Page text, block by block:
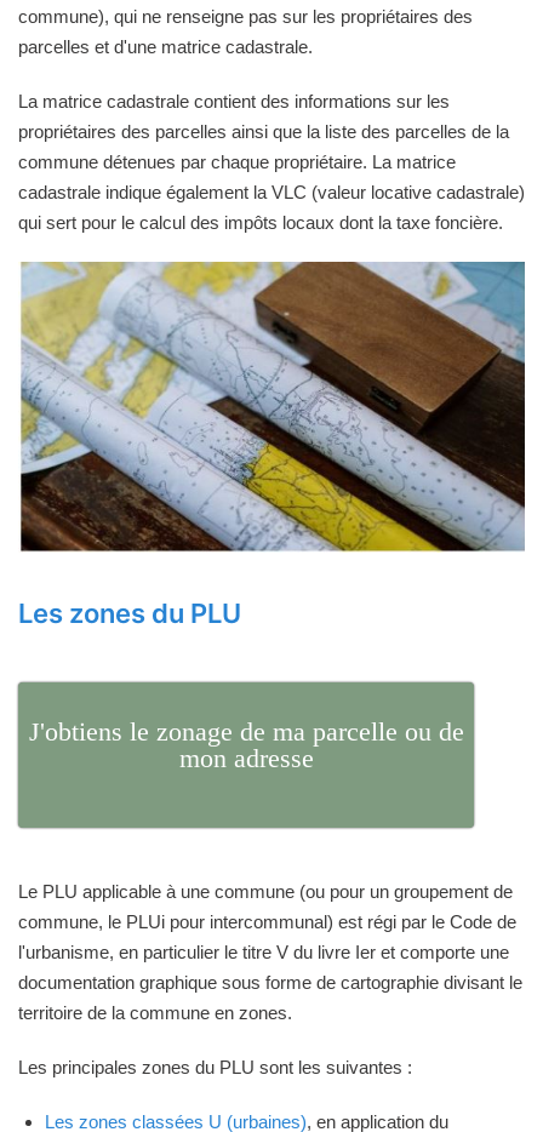
commune), qui ne renseigne pas sur les propriétaires des
parcelles et d'une matrice cadastrale.
La matrice cadastrale contient des informations sur les
propriétaires des parcelles ainsi que la liste des parcelles de la
commune détenues par chaque propriétaire. La matrice
cadastrale indique également la VLC (valeur locative cadastrale)
qui sert pour le calcul des impôts locaux dont la taxe foncière.
Les zones du PLU
J'obtiens le zonage de ma parcelle ou de
mon adresse
Le PLU applicable à une commune (ou pour un groupement de
commune, le PLUi pour intercommunal) est régi par le Code de
l'urbanisme, en particulier le titre V du livre Ier et comporte une
documentation graphique sous forme de cartographie divisant le
territoire de la commune en zones.
Les principales zones du PLU sont les suivantes :
Les zones classées U (urbaines), en application du